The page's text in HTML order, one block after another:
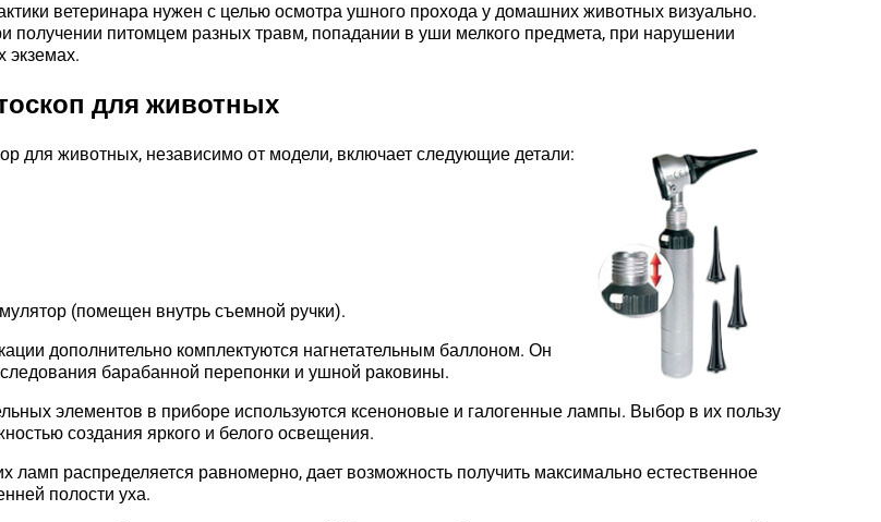
ветеринара нужен с целью осмотра ушного прохода у домашних животных визуально.
получении питомцем разных травм, попадании в уши мелкого предмета, при нарушении
экземах.
для животных
для животных, независимо от модели, включает следующие детали:
(помещен внутрь съемной ручки).
дополнительно комплектуются нагнетательным баллоном. Он
барабанной перепонки и ушной раковины.
элементов в приборе используются ксеноновые и галогенные лампы. Выбор в их пользу
создания яркого и белого освещения.
ламп распределяется равномерно, дает возможность получить максимально естественное
полости уха.